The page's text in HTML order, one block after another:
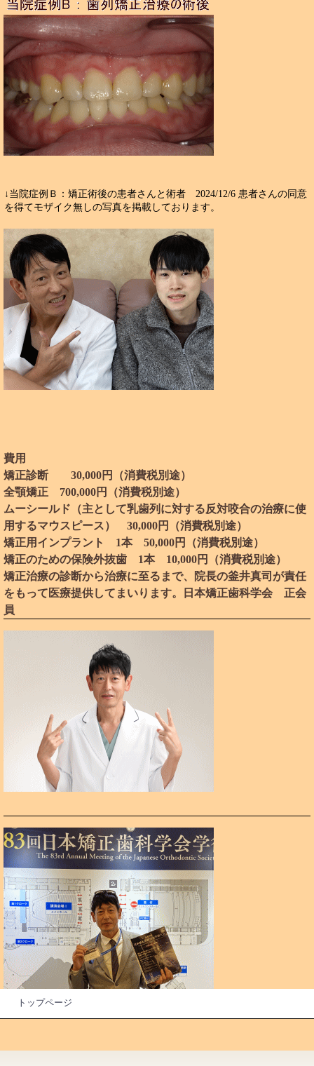
↓当院症例Ｂ：矯正術後の患者さんと術者 2024/12/6 患者さんの同意
を得てモザイク無しの写真を掲載しております。
費用
矯正診断 30,000円（消費税別途）
全顎矯正 700,000円（消費税別途）
ムーシールド（主として乳歯列に対する反対咬合の治療に使
用するマウスピース） 30,000円（消費税別途）
矯正用インプラント 1本 50,000円（消費税別途）
矯正のための保険外抜歯 1本 10,000円（消費税別途）
矯正治療の診断から治療に至るまで、院長の釜井真司が責任
をもって医療提供してまいります。日本矯正歯科学会 正会
員
トップページ